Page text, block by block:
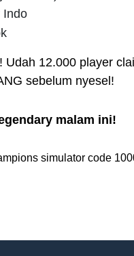
Indo
12.000 player
sebelum nyesel!
malam ini!
simulator code